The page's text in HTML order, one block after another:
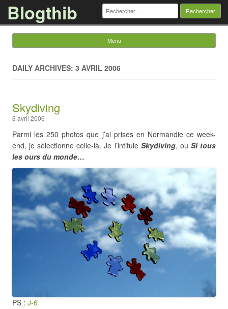
Blogthib Rechercher :
Menu
DAILY ARCHIVES: 3 AVRIL 2006
Skydiving
3 avril 2006
Parmi les 250 photos que j’ai prises en Normandie ce week-
end, je sélectionne celle-là. Je l’intitule Skydiving, ou Si tous
les ours du monde…
PS : J-6